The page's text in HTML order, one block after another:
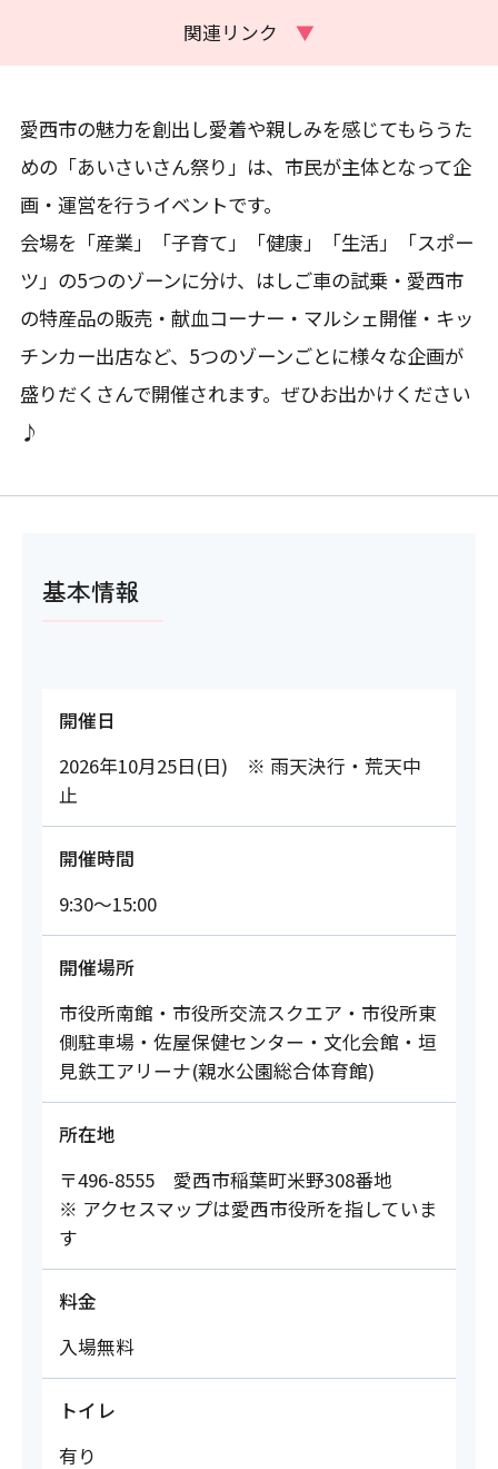
関連リンク
▼
愛西市の魅力を創出し愛着や親しみを感じてもらうた
めの「あいさいさん祭り」は、市民が主体となって企
画・運営を行うイベントです。
会場を「産業」「子育て」「健康」「生活」「スポー
ツ」の5つのゾーンに分け、はしご車の試乗・愛西市
の特産品の販売・献血コーナー・マルシェ開催・キッ
チンカー出店など、5つのゾーンごとに様々な企画が
盛りだくさんで開催されます。ぜひお出かけください
♪
基本情報
開催日
2026年10月25日(日) ※ 雨天決行・荒天中
止
開催時間
9:30～15:00
開催場所
市役所南館・市役所交流スクエア・市役所東
側駐車場・佐屋保健センター・文化会館・垣
見鉄工アリーナ(親水公園総合体育館)
所在地
〒496-8555 愛西市稲葉町米野308番地
※ アクセスマップは愛西市役所を指していま
す
料金
入場無料
トイレ
有り